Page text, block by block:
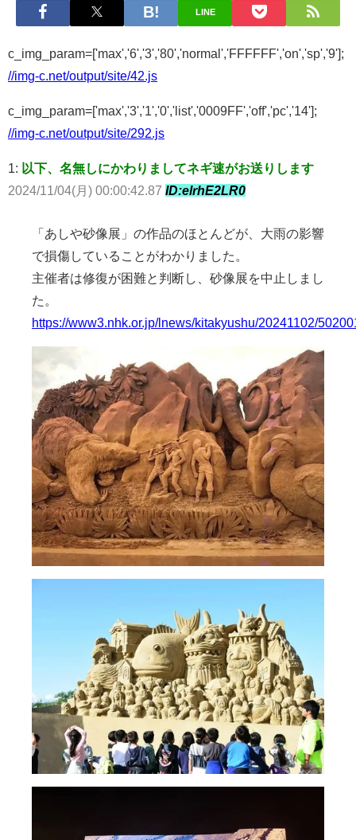
LINE
c_img_param=['max','6','3','80','normal','FFFFFF','on','sp','9'];
//img-c.net/output/site/42.js
c_img_param=['max','3','1','0','list','0009FF','off','pc','14'];
//img-c.net/output/site/292.js
1: 以下、名無しにかわりましてネギ速がお送りします
2024/11/04(月) 00:00:42.87 ID:elrhE2LR0
「あしや砂像展」の作品のほとんどが、大雨の影響
で損傷していることがわかりました。
主催者は修復が困難と判断し、砂像展を中止しまし
た。
https://www3.nhk.or.jp/lnews/kitakyushu/20241102/